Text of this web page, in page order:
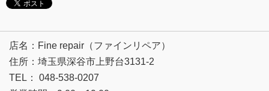
店名：Fine repair（ファインリペア）
住所：埼玉県深谷市上野台3131-2
TEL： 048-538-0207